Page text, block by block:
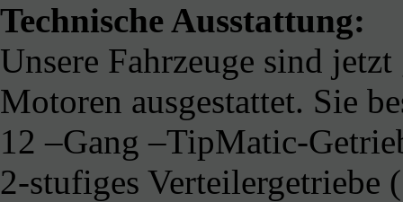
Technische Ausstattung:
Unsere Fahrzeuge sind
Motoren ausgestattet. Sie
12 –Gang –TipMatic-
2-stufiges Verteilergetriebe